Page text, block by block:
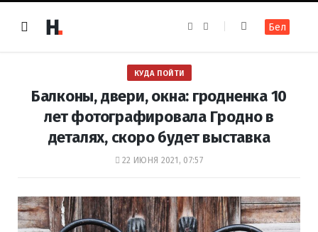
e
k
t
a
m
Бел
КУДА ПОЙТИ
Балконы, двери, окна: гродненка 10
лет фотографировала Гродно в
деталях, скоро будет выставка
22 ИЮНЯ 2021, 07:57